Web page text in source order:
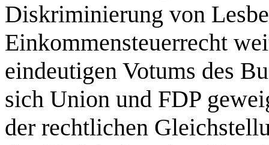
Diskriminierung von
Einkommensteuerrecht
eindeutigen Votums des
sich Union und FDP
der rechtlichen